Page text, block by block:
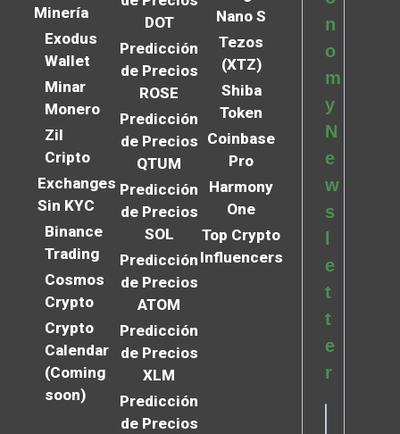
Minería
Exodus
Wallet
Minar
Monero
Zil
Cripto
Exchanges
Sin KYC
Binance
Trading
Cosmos
Crypto
Crypto
Calendar
(Coming
soon)
DOT
Predicción
de Precios
ROSE
Predicción
de Precios
QTUM
Predicción
de Precios
SOL
Predicción
de Precios
ATOM
Predicción
de Precios
XLM
Predicción
de Precios
Nano S
Tezos
(XTZ)
Shiba
Token
Coinbase
Pro
Harmony
One
Top Crypto
Influencers
n
o
m
y
N
e
w
s
e
t
t
e
r